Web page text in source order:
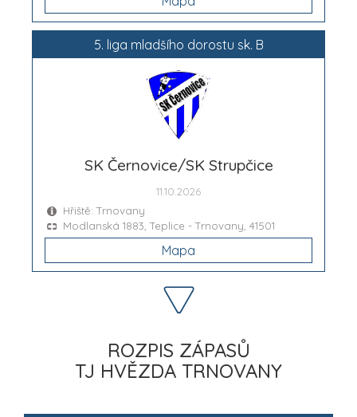
5. liga mladšího dorostu sk. B
SK Černovice/SK Strupčice
11.10.2026
Hřiště: Trnovany
Modlanská 1883, Teplice - Trnovany, 41501
Mapa
ROZPIS ZÁPASŮ
TJ HVĚZDA TRNOVANY